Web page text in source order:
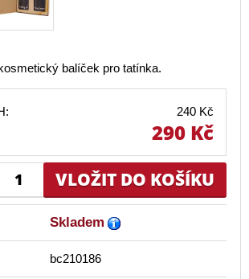
balíček pro tatínka.
240 Kč
290 Kč
Skladem
bc210186